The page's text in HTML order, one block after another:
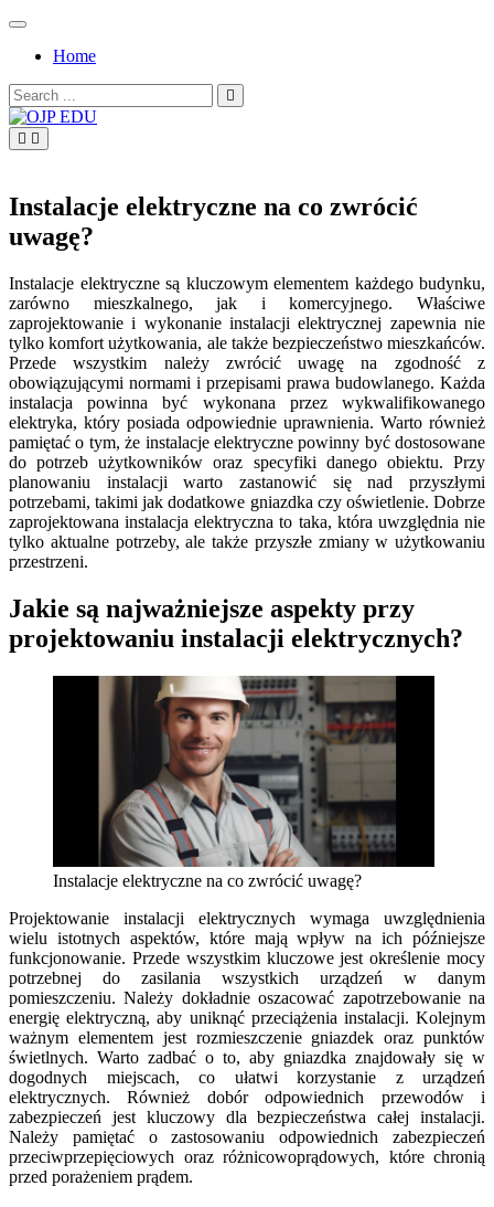
Skip
contentHome
Search
for:
Instalacje elektryczne na co zwrócić
uwagę?
Instalacje elektryczne są kluczowym elementem każdego budynku,
zarówno mieszkalnego, jak i komercyjnego. Właściwe
zaprojektowanie i wykonanie instalacji elektrycznej zapewnia nie
tylko komfort użytkowania, ale także bezpieczeństwo mieszkańców.
Przede wszystkim należy zwrócić uwagę na zgodność z
obowiązującymi normami i przepisami prawa budowlanego. Każda
instalacja powinna być wykonana przez wykwalifikowanego
elektryka, który posiada odpowiednie uprawnienia. Warto również
pamiętać o tym, że instalacje elektryczne powinny być dostosowane
do potrzeb użytkowników oraz specyfiki danego obiektu. Przy
planowaniu instalacji warto zastanowić się nad przyszłymi
potrzebami, takimi jak dodatkowe gniazdka czy oświetlenie. Dobrze
zaprojektowana instalacja elektryczna to taka, która uwzględnia nie
tylko aktualne potrzeby, ale także przyszłe zmiany w użytkowaniu
przestrzeni.
Jakie są najważniejsze aspekty przy
projektowaniu instalacji elektrycznych?
Instalacje elektryczne na co zwrócić uwagę?
Projektowanie instalacji elektrycznych wymaga uwzględnienia
wielu istotnych aspektów, które mają wpływ na ich późniejsze
funkcjonowanie. Przede wszystkim kluczowe jest określenie mocy
potrzebnej do zasilania wszystkich urządzeń w danym
pomieszczeniu. Należy dokładnie oszacować zapotrzebowanie na
energię elektryczną, aby uniknąć przeciążenia instalacji. Kolejnym
ważnym elementem jest rozmieszczenie gniazdek oraz punktów
świetlnych. Warto zadbać o to, aby gniazdka znajdowały się w
dogodnych miejscach, co ułatwi korzystanie z urządzeń
elektrycznych. Również dobór odpowiednich przewodów i
zabezpieczeń jest kluczowy dla bezpieczeństwa całej instalacji.
Należy pamiętać o zastosowaniu odpowiednich zabezpieczeń
przeciwprzepięciowych oraz różnicowoprądowych, które chronią
przed porażeniem prądem.